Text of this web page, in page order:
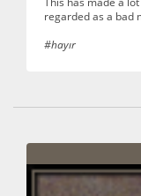
regarded as a bad
#hayır